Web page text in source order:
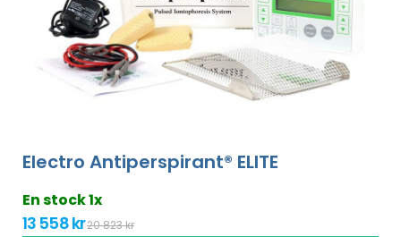
Electro Antiperspirant® ELITE
En stock 1x
13 558 kr20 823 kr